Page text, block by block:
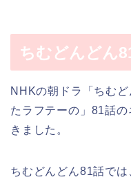
ちむどんどん
NHKの朝ドラ「ちむ
たラフテーの」81話
きました。
ちむどんどん81話で